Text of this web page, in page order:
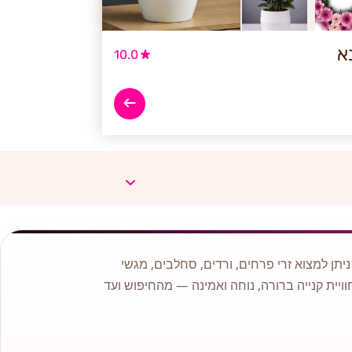
10.0
למצוא זרי פרחים, ורדים, סחלבים, מגשי
קנייה ברורה, נוחה ואמינה — מהחיפוש ועד